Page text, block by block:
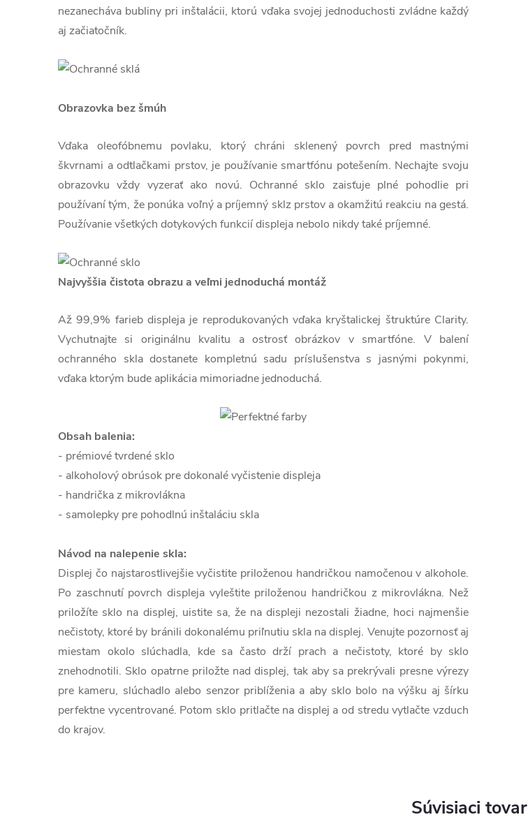
nezanecháva bubliny pri inštalácii, ktorú vďaka svojej jednoduchosti zvládne každý
aj začiatočník.
Obrazovka bez šmúh
Vďaka oleofóbnemu povlaku, ktorý chráni sklenený povrch pred mastnými
škvrnami a odtlačkami prstov, je používanie smartfónu potešením. Nechajte svoju
obrazovku vždy vyzerať ako novú. Ochranné sklo zaisťuje plné pohodlie pri
používaní tým, že ponúka voľný a príjemný sklz prstov a okamžitú reakciu na gestá.
Používanie všetkých dotykových funkcií displeja nebolo nikdy také príjemné.
Najvyššia čistota obrazu a veľmi jednoduchá montáž
Až 99,9% farieb displeja je reprodukovaných vďaka kryštalickej štruktúre Clarity.
Vychutnajte si originálnu kvalitu a ostrosť obrázkov v smartfóne. V balení
ochranného skla dostanete kompletnú sadu príslušenstva s jasnými pokynmi,
vďaka ktorým bude aplikácia mimoriadne jednoduchá.
Obsah balenia:
- prémiové tvrdené sklo
- alkoholový obrúsok pre dokonalé vyčistenie displeja
- handrička z mikrovlákna
- samolepky pre pohodlnú inštaláciu skla
Návod na nalepenie skla:
Displej čo najstarostlivejšie vyčistite priloženou handričkou namočenou v alkohole.
Po zaschnutí povrch displeja vyleštite priloženou handričkou z mikrovlákna. Než
priložíte sklo na displej, uistite sa, že na displeji nezostali žiadne, hoci najmenšie
nečistoty, ktoré by bránili dokonalému priľnutiu skla na displej. Venujte pozornosť aj
miestam okolo slúchadla, kde sa často drží prach a nečistoty, ktoré by sklo
znehodnotili. Sklo opatrne priložte nad displej, tak aby sa prekrývali presne výrezy
pre kameru, slúchadlo alebo senzor priblíženia a aby sklo bolo na výšku aj šírku
perfektne vycentrované. Potom sklo pritlačte na displej a od stredu vytlačte vzduch
do krajov.
Súvisiaci tovar